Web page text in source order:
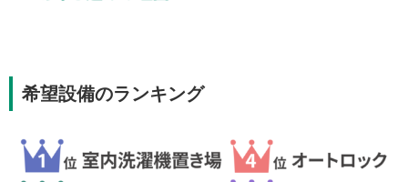
希望設備のランキング